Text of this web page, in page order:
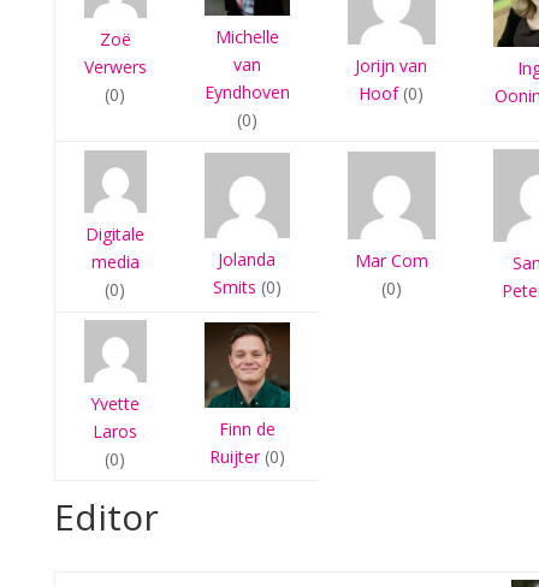
Zoë
Verwers
(0)
Michelle
van
Eyndhoven
(0)
Jorijn van
Hoof(0)
Digitale
media
(0)
Jolanda
Smits (0)
Mar Com
(0)
Yvette
Laros
(0)
Finn de
Ruijter(0)
Editor